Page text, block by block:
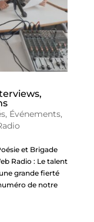
, Événements,
et Brigade
Radio : Le talent
grande fierté
de notre